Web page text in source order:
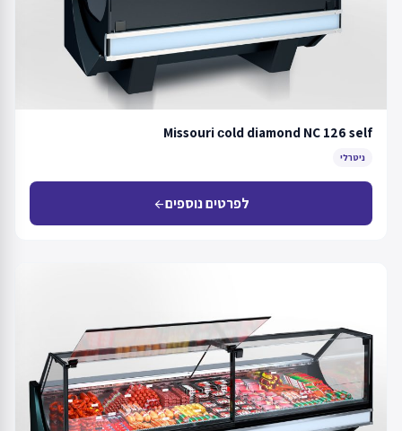
Missouri сold diamond NC 126 self
ניטרלי
לפרטים נוספיםarrow_back